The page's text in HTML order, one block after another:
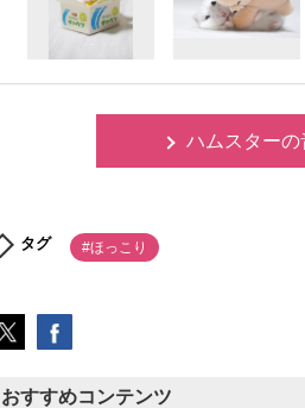
ハムスター
タグ #ほっこり
おすすめコンテンツ